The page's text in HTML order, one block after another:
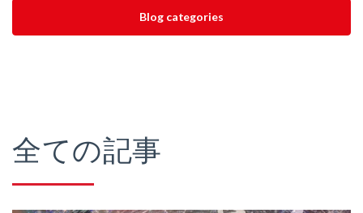
Blog categories
全ての記事